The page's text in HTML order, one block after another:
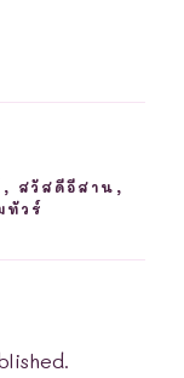
, สวัสดีอีสาน ,
ทัวร์